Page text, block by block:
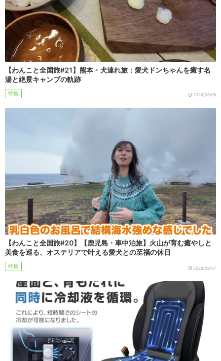
【わんこと全国旅#21】熊本・犬連れ旅：愛犬ドンちゃんを癒す名
湯と絶景キャンプの軌跡
特集 2026/08/08
【わんこと全国旅#20】【鹿児島・車中泊旅】火山が育む癒やしと
美食を巡る、オステリアで叶える愛犬との至福の休日
特集 2026/08/07